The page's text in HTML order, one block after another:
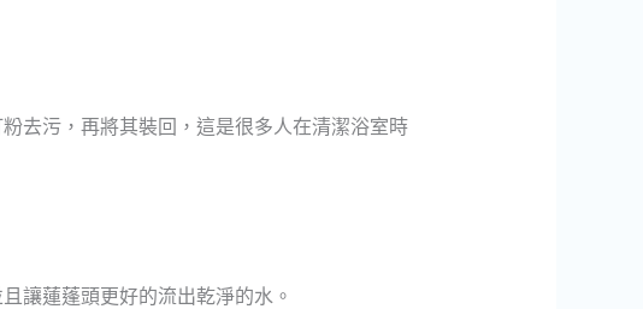
去污，再將其裝回， 這是很多人在清潔浴室時
讓蓮蓬頭更好的流出乾淨的水。